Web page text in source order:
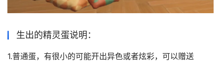
生出的精灵蛋说明：
1.普通蛋，有很小的可能开出异色或者炫彩，可以赠送